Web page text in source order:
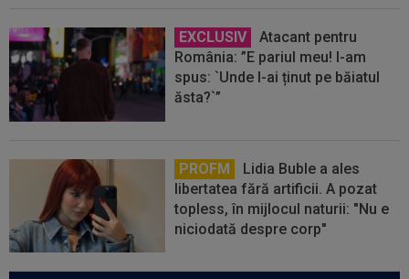
EXCLUSIV
Atacant pentru
România: ”E pariul meu! I-am
spus: `Unde l-ai ținut pe băiatul
ăsta?`”
PROFM
Lidia Buble a ales
libertatea fără artificii. A pozat
topless, în mijlocul naturii: "Nu e
niciodată despre corp"